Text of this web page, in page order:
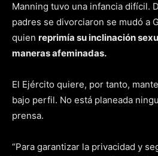
Manning tuvo una infancia difícil.
padres se divorciaron se mudó a
quien reprimía su inclinación
maneras afeminadas.
El Ejército quiere, por tanto,
bajo perfil. No está planeada
prensa.
“Para garantizar la privacidad y